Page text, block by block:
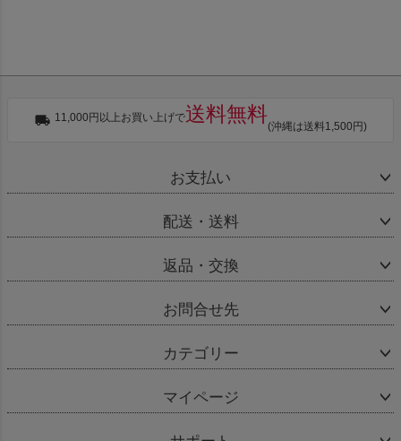
11,000円以上お買い上げで送料無料
(沖縄は送料1,500円)
お支払い
配送・送料
返品・交換
お問合せ先
カテゴリー
マイページ